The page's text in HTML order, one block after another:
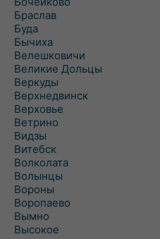
Браслав
Буда
Бычиха
Велешковичи
Великие Дольцы
Веркуды
Верхнедвинск
Верховье
Ветрино
Видзы
Витебск
Волколата
Волынцы
Вороны
Воропаево
Вымно
Высокое